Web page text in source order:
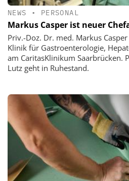
NEWS • PERSONAL
Markus Casper ist neuer
Priv.-Doz. Dr. med. Markus
Klinik für Gastroenterologie,
am CaritasKlinikum Saarbrücken.
Lutz geht in Ruhestand.